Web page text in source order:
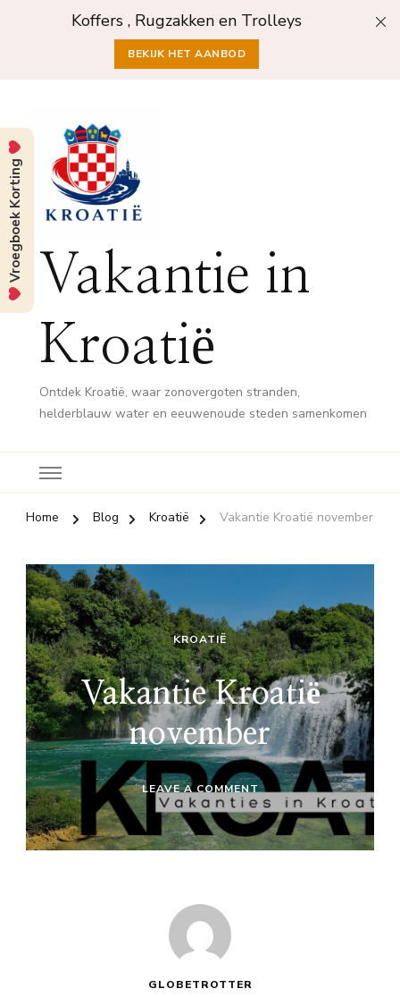
Koffers , Rugzakken en Trolleys
BEKIJK HET AANBOD
Vakantie in
Kroatië
Ontdek Kroatië, waar zonovergoten stranden,
helderblauw water en eeuwenoude steden samenkomen
Home Blog Kroatië Vakantie Kroatië november
KROATIË
Vakantie Kroatië
november
LEAVE A COMMENTON
VAKANTIE
KROATIË
NOVEMBER
GLOBETROTTER
Vroegboek Korting